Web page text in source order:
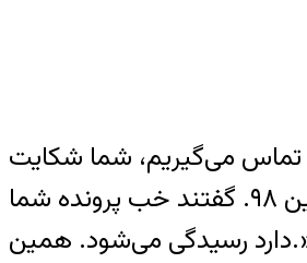
تماس می‌گیریم، شما شکایت
کردید؟ گفتم بله. گفتند چه‌جوری بوده، چی بوده؟ گفتم برادرم آبان کشته شده. گفتند کدام آبان؟ گفتم آبان خونین ۹۸. گفتند خب پرونده شما
همین.».